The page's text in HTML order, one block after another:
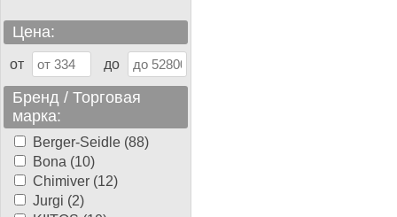
Цена:
от до
Бренд / Торговая
марка:
Berger-Seidle (88)
Bona (10)
Chimiver (12)
Jurgi (2)